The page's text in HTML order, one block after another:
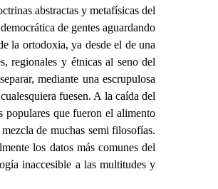
abstractas y metafísicas del
de gentes aguardando
la ortodoxia, ya desde el de una
regionales y étnicas al seno del
mediante una escrupulosa
fuesen. A la caída del
populares que fueron el alimento
de muchas semi filosofías.
los datos más comunes del
inaccesible a las multitudes y